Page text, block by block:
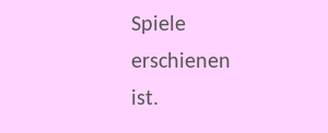
Spiele
erschienen
ist.